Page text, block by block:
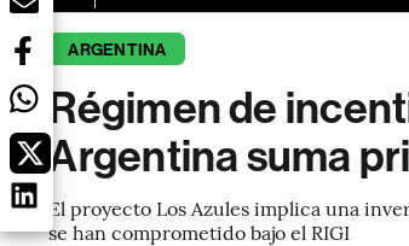
ARGENTINA
Régimen de
Argentina suma
El proyecto Los Azules implica una
se han comprometido bajo el RIGI